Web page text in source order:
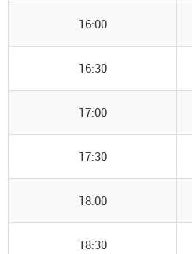
16:00
16:30
17:00
17:30
18:00
18:30